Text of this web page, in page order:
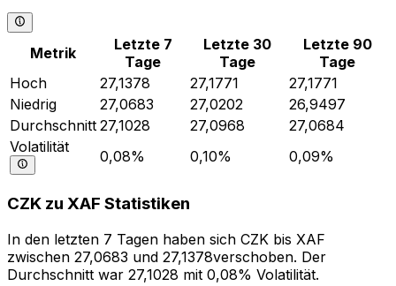
Metrik
Letzte 7
Tage
Letzte 30
Tage
Letzte 90
Tage
Hoch
27,1378 27,1771
27,1771
Niedrig
27,0683 27,0202
26,9497
Durchschnitt 27,1028 27,0968
27,0684
Volatilität
0,08% 0,10% 0,09%
CZK zu XAF Statistiken
In den letzten 7 Tagen haben sich CZK bis XAF
zwischen 27,0683 und 27,1378verschoben. Der
Durchschnitt war 27,1028 mit 0,08% Volatilität.